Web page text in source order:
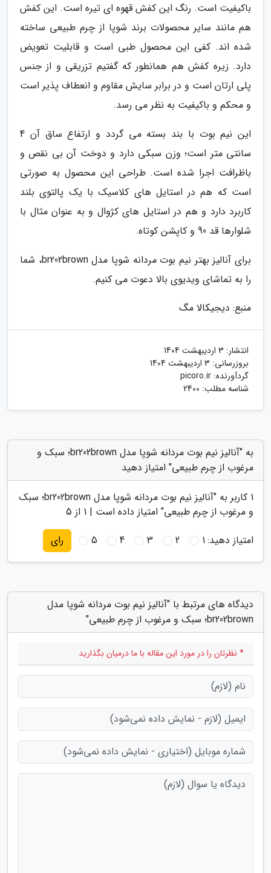
باکیفیت است. رنگ این کفش قهوه ای تیره است. این کفش
هم مانند سایر محصولات برند شوپا از چرم طبیعی ساخته
شده اند. کفی این محصول طبی است و قابلیت تعویض
دارد. زیره کفش هم همانطور که گفتیم تزریقی و از جنس
پلی ارتان است و در برابر سایش مقاوم و انعطاف پذیر است
و محکم و باکیفیت به نظر می رسد.
این نیم بوت با بند بسته می گردد و ارتفاع ساق آن 4
سانتی متر است؛ وزن سبکی دارد و دوخت آن بی نقص و
باظرافت اجرا شده است. طراحی این محصول به صورتی
است که هم در استایل های کلاسیک با یک پالتوی بلند
کاربرد دارد و هم در استایل های کژوال و به عنوان مثال با
شلوارها قد 90 و کاپشن کوتاه.
برای آنالیز بهتر نیم بوت مردانه شوپا مدل br202brown، شما
را به تماشای ویدیوی بالا دعوت می کنیم.
منبع: دیجیکالا مگ
انتشار: 3 اردیبهشت 1404
بروزرسانی: 3 اردیبهشت 1404
گردآورنده: picoro.ir
شناسه مطلب: 2400
به "آنالیز نیم بوت مردانه شوپا مدل br202brown؛ سبک و
مرغوب از چرم طبیعی" امتیاز دهید
1 کاربر به "
آنالیز نیم بوت مردانه شوپا مدل br202brown؛ سبک
و مرغوب از چرم طبیعی" امتیاز داده است | 1 از 5
امتیاز دهید:1
2
3
4
5 رای
دیدگاه های مرتبط با "آنالیز نیم بوت مردانه شوپا مدل
br202brown؛ سبک و مرغوب از چرم طبیعی"
* نظرتان را در مورد این مقاله با ما درمیان بگذارید